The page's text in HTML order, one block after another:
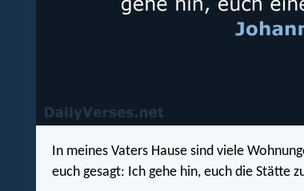
In meines Vaters Hause sind viele
euch gesagt: Ich gehe hin, euch die Stätte